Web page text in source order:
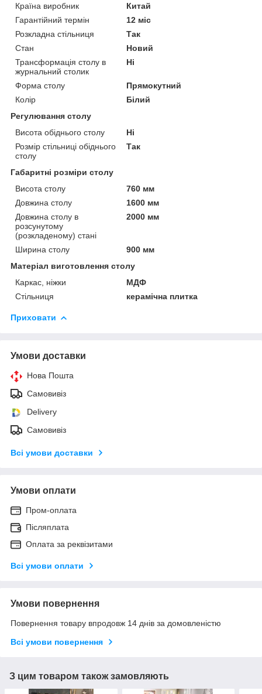
Країна виробник
Китай
Гарантійний термін
12 міс
Розкладна стільниця
Так
Стан
Новий
Трансформація столу в
журнальний столик
Ні
Форма столу
Прямокутний
Колір
Білий
Регулювання столу
Висота обіднього столу
Ні
Розмір стільниці обіднього
столу
Так
Габаритні розміри столу
Висота столу
760 мм
Довжина столу
1600 мм
Довжина столу в
розсунутому
(розкладеному) стані
2000 мм
Ширина столу
900 мм
Матеріал виготовлення столу
Каркас, ніжки
МДФ
Стільниця
керамічна плитка
Приховати
Умови доставки
Нова Пошта
Самовивіз
Delivery
Самовивіз
Всі умови доставки
Умови оплати
Пром-оплата
Післяплата
Оплата за реквізитами
Всі умови оплати
Умови повернення
Повернення товару впродовж 14 днів за домовленістю
Всі умови повернення
З цим товаром також замовляють